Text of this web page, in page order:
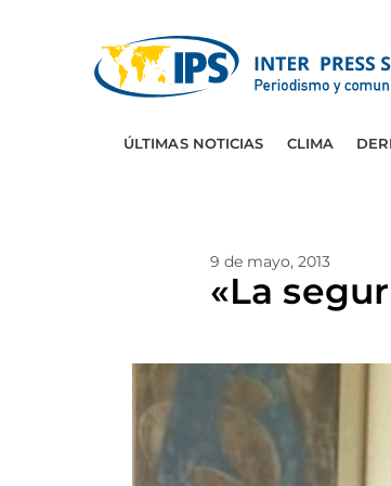
ÚLTIMAS NOTICIAS CLIMA
9 de mayo, 2013
«La